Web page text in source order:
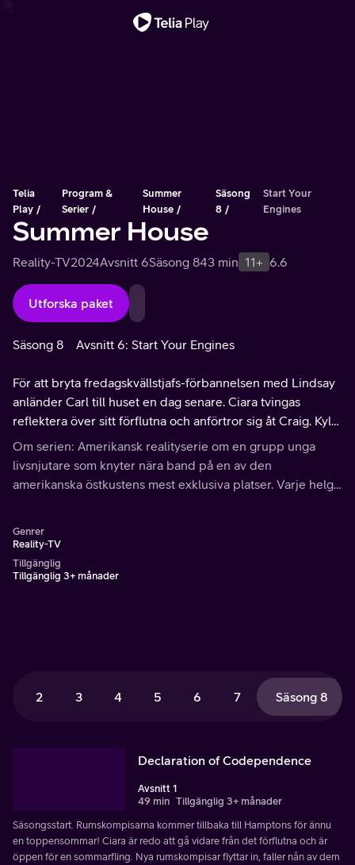
Telia
Play
Program &
Serier
Summer
House
Säsong
8
Start Your
Engines
Summer House
Reality-TV2024Avsnitt 6Säsong 843 min 11+ 6.6
Utforska paket
Säsong 8 Avsnitt 6: Start Your Engines
För att bryta fredagskvällstjafs-förbannelsen med Lindsay
anländer Carl till huset en dag senare. Ciara tvingas
reflektera över sitt förflutna och anförtror sig åt Craig. Kyle
pratar med Lindsay om hennes förlovning.
Om serien: Amerikansk realityserie om en grupp unga
livsnjutare som knyter nära band på en av den
amerikanska östkustens mest exklusiva platser. Varje helg
Genrer
Reality-TV
Tillgänglig
Tillgänglig 3+ månader
2 3 4 5 6 7 Säsong 8
Declaration of Codependence
Avsnitt 1
49 min Tillgänglig 3+ månader
Säsongsstart. Rumskompisarna kommer tillbaka till Hamptons för ännu
en toppensommar! Ciara är redo att gå vidare från det förflutna och är
öppen för en sommarfling. Nya rumskompisar flyttar in, faller nån av dem